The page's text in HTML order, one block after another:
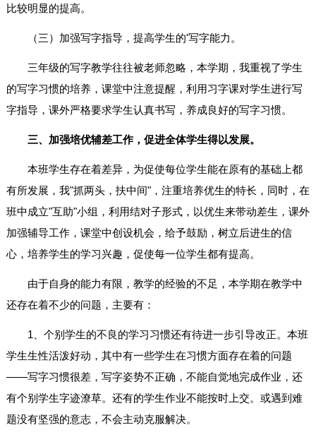
比较明显的提高。
（三）加强写字指导，提高学生的'写字能力。
三年级的写字教学往往被老师忽略，本学期，我重视了学生
的写字习惯的培养，课堂中注意提醒，利用习字课对学生进行写
字指导，课外严格要求学生认真书写，养成良好的写字习惯。
三、加强培优辅差工作，促进全体学生得以发展。
本班学生存在着差异，为促使每位学生能在原有的基础上都
有所发展，我"抓两头，扶中间"，注重培养优生的特长，同时，在
班中成立"互助"小组，利用结对子形式，以优生来带动差生，课外
加强辅导工作，课堂中创设机会，给予鼓励，树立后进生的信
心，培养学生的学习兴趣，促使每一位学生都有提高。
由于自身的能力有限，教学的经验的不足，本学期在教学中
还存在着不少的问题，主要有：
1、个别学生的不良的学习习惯还有待进一步引导改正。本班
学生生性活泼好动，其中有一些学生在习惯方面存在着的问题
——写字习惯很差，写字姿势不正确，不能自觉地完成作业，还
有个别学生字迹潦草。还有的学生作业不能按时上交。或遇到难
题没有坚强的意志，不会主动克服解决。